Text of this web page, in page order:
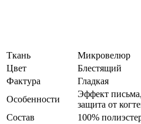
Ткань
Микровелюр
Цвет
Блестящий
Фактура
Гладкая
Особенности
Эффект
защита от
Состав
100%